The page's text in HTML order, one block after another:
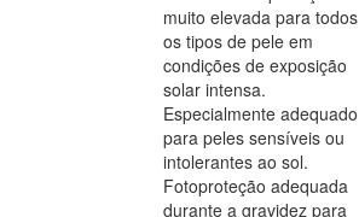
muito elevada para todos
os tipos de pele em
condições de exposição
solar intensa.
Especialmente adequado
para peles sensíveis ou
intolerantes ao sol.
Fotoproteção adequada
durante a gravidez para